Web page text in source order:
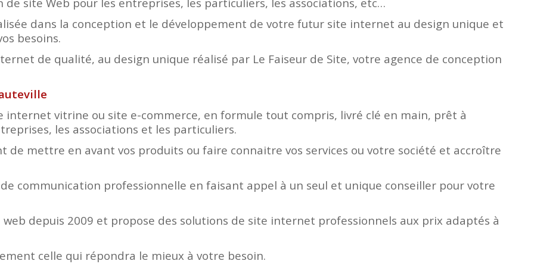
dans la conception et le développement de votre futur site internet au design unique et
besoins.
de qualité, au design unique réalisé par Le Faiseur de Site, votre agence de conception
internet vitrine ou site e-commerce, en formule tout compris, livré clé en main, prêt à
les associations et les particuliers.
de mettre en avant vos produits ou faire connaitre vos services ou votre société et accroître
communication professionnelle en faisant appel à un seul et unique conseiller pour votre
depuis 2009 et propose des solutions de site internet professionnels aux prix adaptés à
celle qui répondra le mieux à votre besoin.